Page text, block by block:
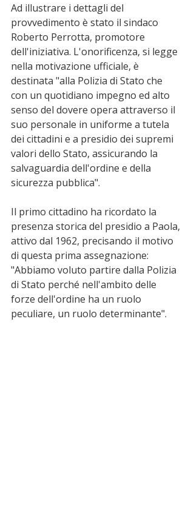
Ad illustrare i dettagli del
provvedimento è stato il sindaco
Roberto Perrotta, promotore
dell'iniziativa. L'onorificenza, si legge
nella motivazione ufficiale, è
destinata "alla Polizia di Stato che
con un quotidiano impegno ed alto
senso del dovere opera attraverso il
suo personale in uniforme a tutela
dei cittadini e a presidio dei supremi
valori dello Stato, assicurando la
salvaguardia dell'ordine e della
sicurezza pubblica".
Il primo cittadino ha ricordato la
presenza storica del presidio a Paola,
attivo dal 1962, precisando il motivo
di questa prima assegnazione:
"Abbiamo voluto partire dalla Polizia
di Stato perché nell'ambito delle
forze dell'ordine ha un ruolo
peculiare, un ruolo determinante".